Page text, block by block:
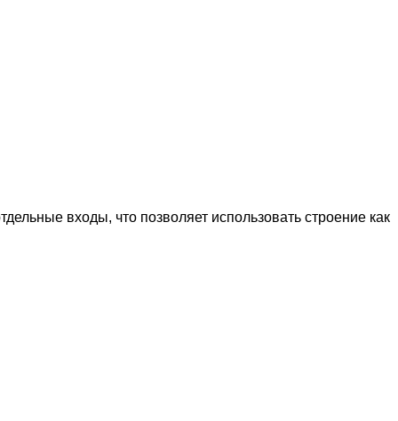
входы, что позволяет использовать строение как